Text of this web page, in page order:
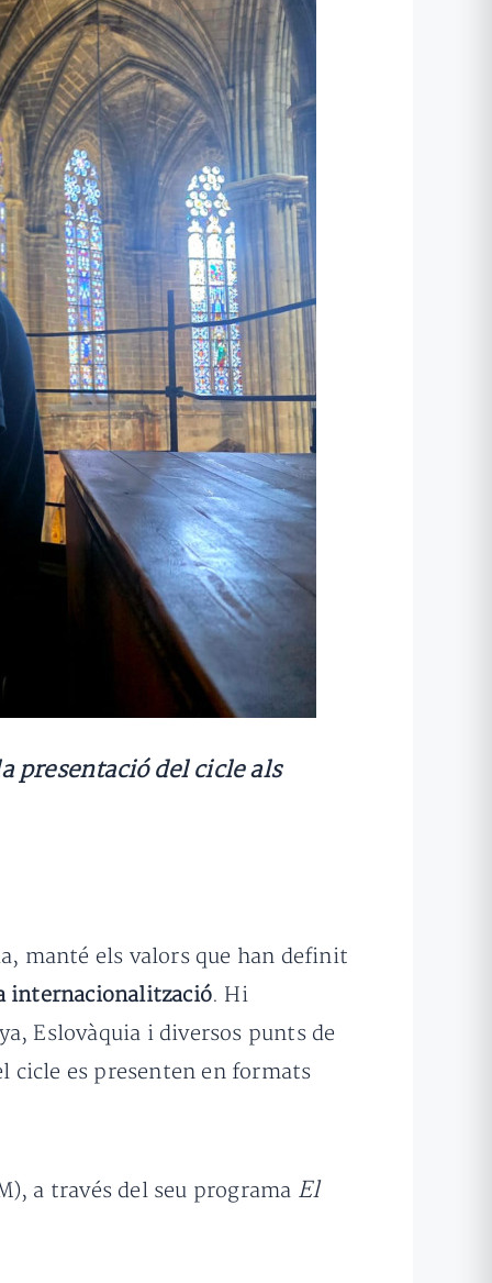
presentació del cicle als
manté els valors que han definit
internacionalització. Hi
Eslovàquia i diversos punts de
cicle es presenten en formats
a través del seu programa El